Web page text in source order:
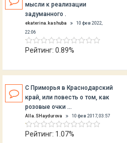
мысли к реализации
задуманного .
ekaterina.kashuba
10 фев 2022,
22:06
Рейтинг: 0.89%
C Приморья в Краснодарский
край, или повесть о том, как
розовые очки …
Alla.SHaydurova 10 фев 2017, 03:57
Рейтинг: 1.07%